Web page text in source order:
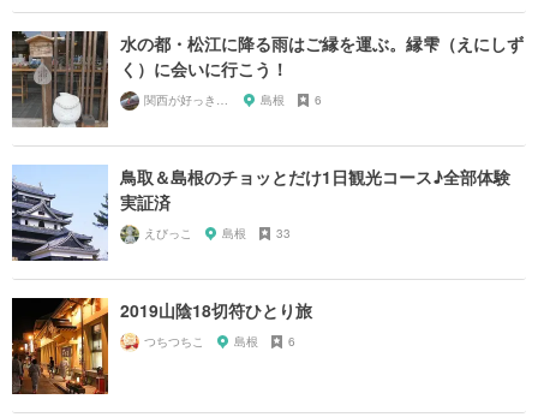
水の都・松江に降る雨はご縁を運ぶ。縁雫（えにしず
く）に会いに行こう！
島根 6
鳥取＆島根のチョッとだけ1日観光コース♪全部体験
実証済
えびっこ 島根 33
2019山陰18切符ひとり旅
つちつちこ 島根 6